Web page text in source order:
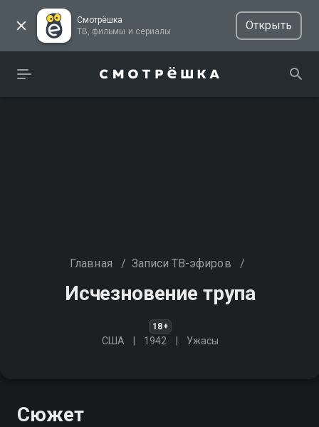
Смотрёшка
ТВ, фильмы и сериалы
Открыть
Главная / Записи ТВ-эфиров /
Исчезновение трупа
18+
США 1942 Ужасы
Сюжет